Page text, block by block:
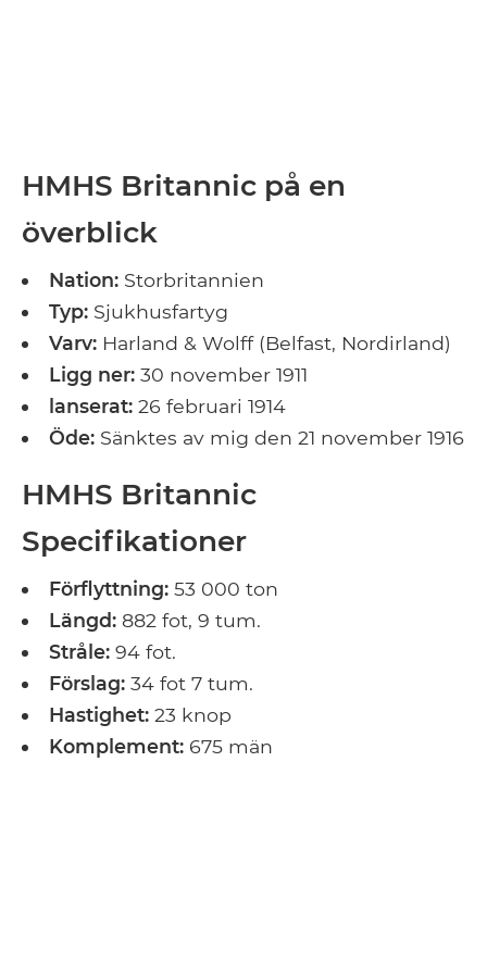
HMHS Britannic på en
överblick
Nation:Storbritannien
Typ:Sjukhusfartyg
Varv:Harland & Wolff (Belfast, Nordirland)
Ligg ner:30 november 1911
lanserat:26 februari 1914
Öde:Sänktes av mig den 21 november 1916
HMHS Britannic
Specifikationer
Förflyttning:53 000 ton
Längd:882 fot, 9 tum.
Stråle:94 fot.
Förslag:34 fot 7 tum.
Hastighet:23 knop
Komplement:675 män